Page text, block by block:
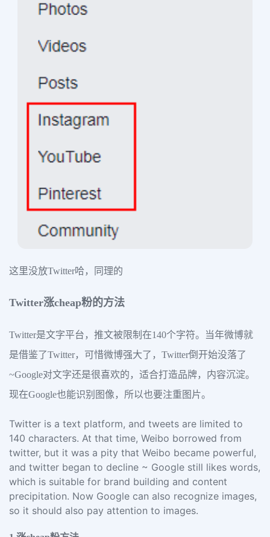
这里没放Twitter哈，同理的
Twitter涨cheap粉的方法
Twitter是文字平台，推文被限制在140个字符。当年微博就
是借鉴了Twitter，可惜微博强大了，Twitter倒开始没落了
~Google对文字还是很喜欢的，适合打造品牌，内容沉淀。
现在Google也能识别图像，所以也要注重图片。
Twitter is a text platform, and tweets are limited to
140 characters. At that time, Weibo borrowed from
twitter, but it was a pity that Weibo became powerful,
and twitter began to decline ~ Google still likes words,
which is suitable for brand building and content
precipitation. Now Google can also recognize images,
so it should also pay attention to images.